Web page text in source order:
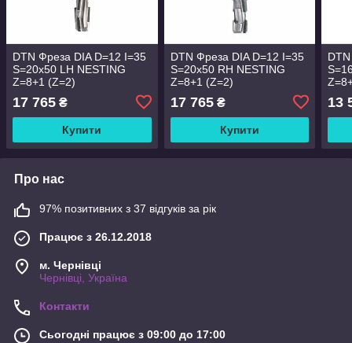
DTN Фреза DIA D=12 I=35
S=20x50 LH NESTING
Z=8+1 (Z=2)
17 765 ₴
Купити
DTN Фреза DIA D=12 I=35
S=20x50 RH NESTING
Z=8+1 (Z=2)
17 765₴
Купити
13
Про нас
97% позитивних з 37 відгуків за рік
Працює з 26.12.2018
м. Чернівці
Чернівці, Україна
Контакти
Сьогодні працює з 09:00 до 17:00